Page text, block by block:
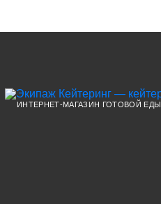
ИНТЕРНЕТ-МАГАЗИН ГОТОВОЙ ЕДЫ